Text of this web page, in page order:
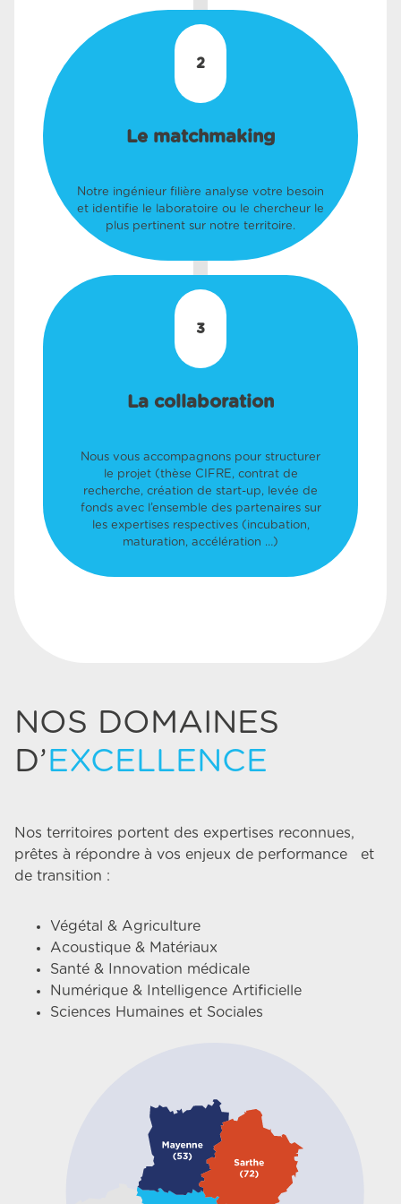
2
Le matchmaking
Notre ingénieur filière analyse votre besoin
et identifie le laboratoire ou le chercheur le
plus pertinent sur notre territoire.
3
La collaboration
Nous vous accompagnons pour structurer
le projet (thèse CIFRE, contrat de
recherche, création de start-up, levée de
fonds avec l’ensemble des partenaires sur
les expertises respectives (incubation,
maturation, accélération …)
NOS DOMAINES
D’ EXCELLENCE
Nos territoires portent des expertises reconnues,
prêtes à répondre à vos enjeux de performance et
de transition :
Végétal & Agriculture
Acoustique & Matériaux
Santé & Innovation médicale
Numérique & Intelligence Artificielle
Sciences Humaines et Sociales